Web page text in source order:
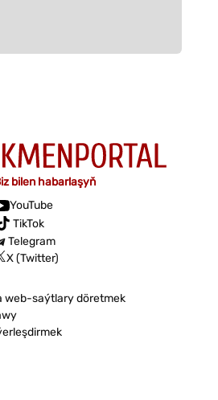
bilen habarlaşyň
YouTube
TikTok
Telegram
X (Twitter)
web-saýtlary döretmek